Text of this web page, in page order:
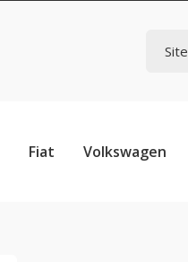
Fiat Volkswagen